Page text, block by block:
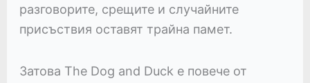
разговорите, срещите и случайните
присъствия оставят трайна памет.
Затова The Dog and Duck е повече от